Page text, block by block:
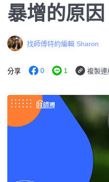
暴增的原因
找師傅特約編輯 Sharon
分享 0 1 複製連